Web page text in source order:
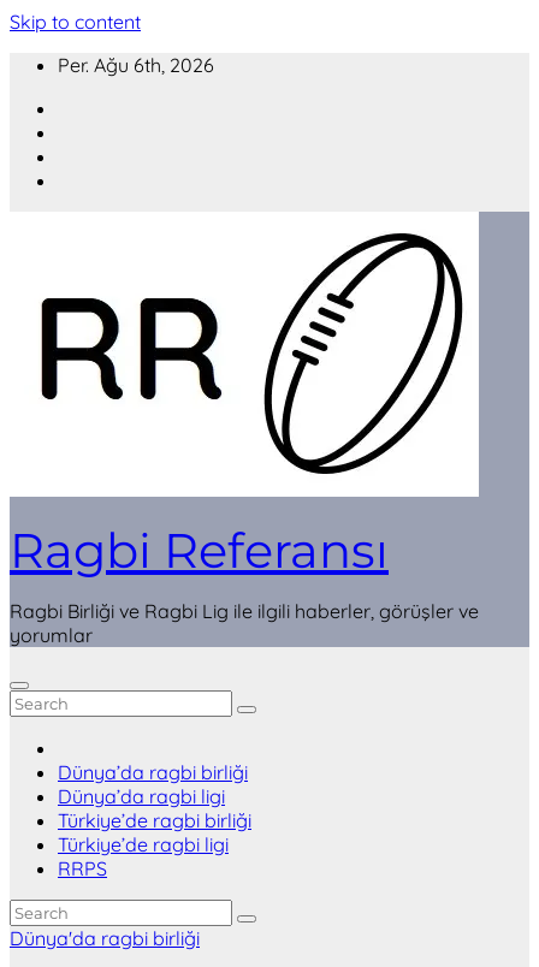
Skip to content
Per. Ağu 6th, 2026
Ragbi Referansı
Ragbi Birliği ve Ragbi Lig ile ilgili haberler, görüşler ve
yorumlar
Dünya’da ragbi birliği
Dünya’da ragbi ligi
Türkiye’de ragbi birliği
Türkiye’de ragbi ligi
RRPS
Dünya'da ragbi birliği